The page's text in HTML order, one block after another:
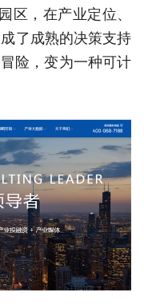
区，在产业定位、
了成熟的决策支持
险，变为一种可计